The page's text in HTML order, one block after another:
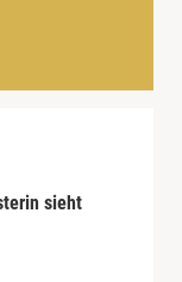
sieht